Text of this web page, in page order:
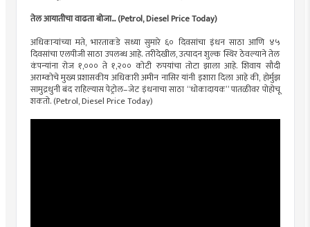
तेल आयातीचा वाढता बोजा... (Petrol, Diesel Price Today)
अधिकाऱ्यांच्या मते, भारताकडे सध्या सुमारे ६० दिवसांचा इंधन साठा आणि ४५
दिवसांचा एलपीजी साठा उपलब्ध आहे. तरीदेखील, उत्पादन शुल्क स्थिर ठेवल्याने तेल
कंपन्यांना रोज १,००० ते १,२०० कोटी रुपयांचा तोटा झाला आहे. शिवाय सौदी
अराम्कोचे मुख्य प्रशासकीय अधिकारी अमीन नासिर यांनी इशारा दिला आहे की, होर्मुझ
सामुद्रधुनी बंद राहिल्यास पेट्रोल–जेट इंधनाचा साठा “धोकादायक” पातळीवर पोहोचू
शकतो. (Petrol, Diesel Price Today)